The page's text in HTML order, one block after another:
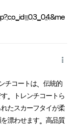
チコートは、伝統的
。トレンチコートら
たスカーフタイが柔
漂わせます。高品質